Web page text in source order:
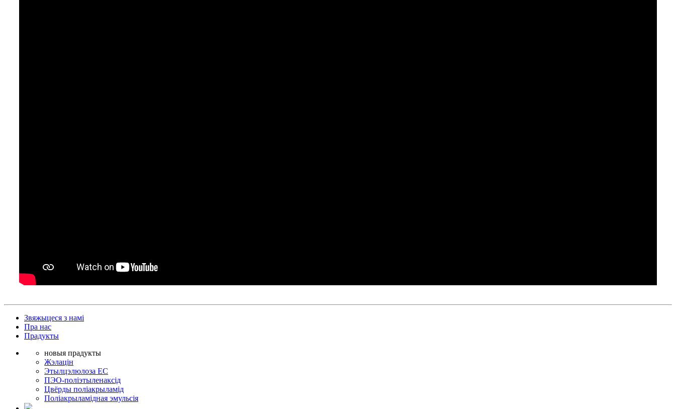
Звяжыцеся з намі
Пра нас
Прадукты
новыя прадукты
Жэлацін
Этылцэлюлоза EC
ПЭО-поліэтыленаксід
Цвёрды поліакрыламід
Поліакрыламідная эмульсія